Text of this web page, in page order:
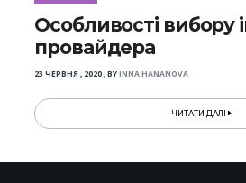
Особливості вибору
провайдера
23 ЧЕРВНЯ , 2020,BYINNA HANANOVA
ЧИТАТИ ДАЛІ